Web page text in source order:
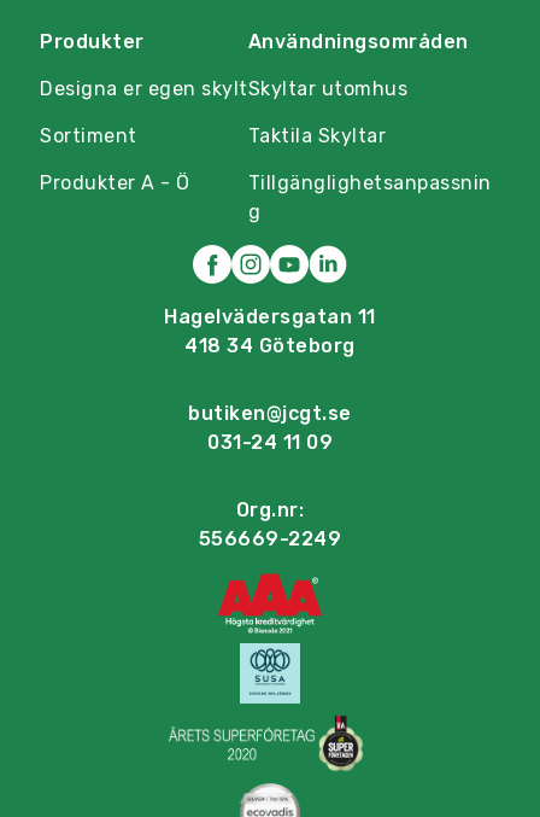
Produkter
Designa er egen skylt
Sortiment
Produkter A - Ö
Användningsområden
Skyltar utomhus
Taktila Skyltar
Tillgänglighetsanpassnin
g
Hagelvädersgatan 11
418 34 Göteborg
butiken@jcgt.se
031-24 11 09
Org.nr:
556669-2249